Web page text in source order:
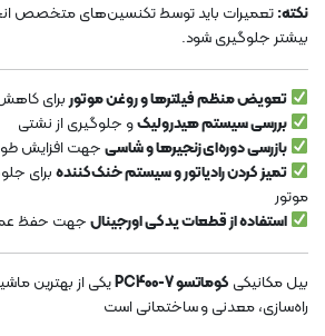
نکته:تعمیرات باید توسط تکنسین‌های متخصص
بیشتر جلوگیری شود.
تعویض منظم فیلترها و روغن موتوربرای
بررسی سیستم هیدرولیکو جلوگیری از نشتی
بازرسی دوره‌ای زنجیرها و شاسیجهت افزایش
تمیز کردن رادیاتور و سیستم خنک‌کنندهبرای
موتور
استفاده از قطعات یدکی اورجینالجهت حفظ
بیل مکانیکی کوماتسو PC400-7
یکی از بهترین
راه‌سازی، معدنی و ساختمانی است